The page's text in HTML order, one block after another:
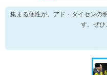
集まる個性が、アド・ダイセンの
す。ぜひ